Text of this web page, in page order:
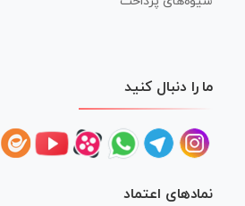
ما را دنبال کنید
نمادهای اعتماد